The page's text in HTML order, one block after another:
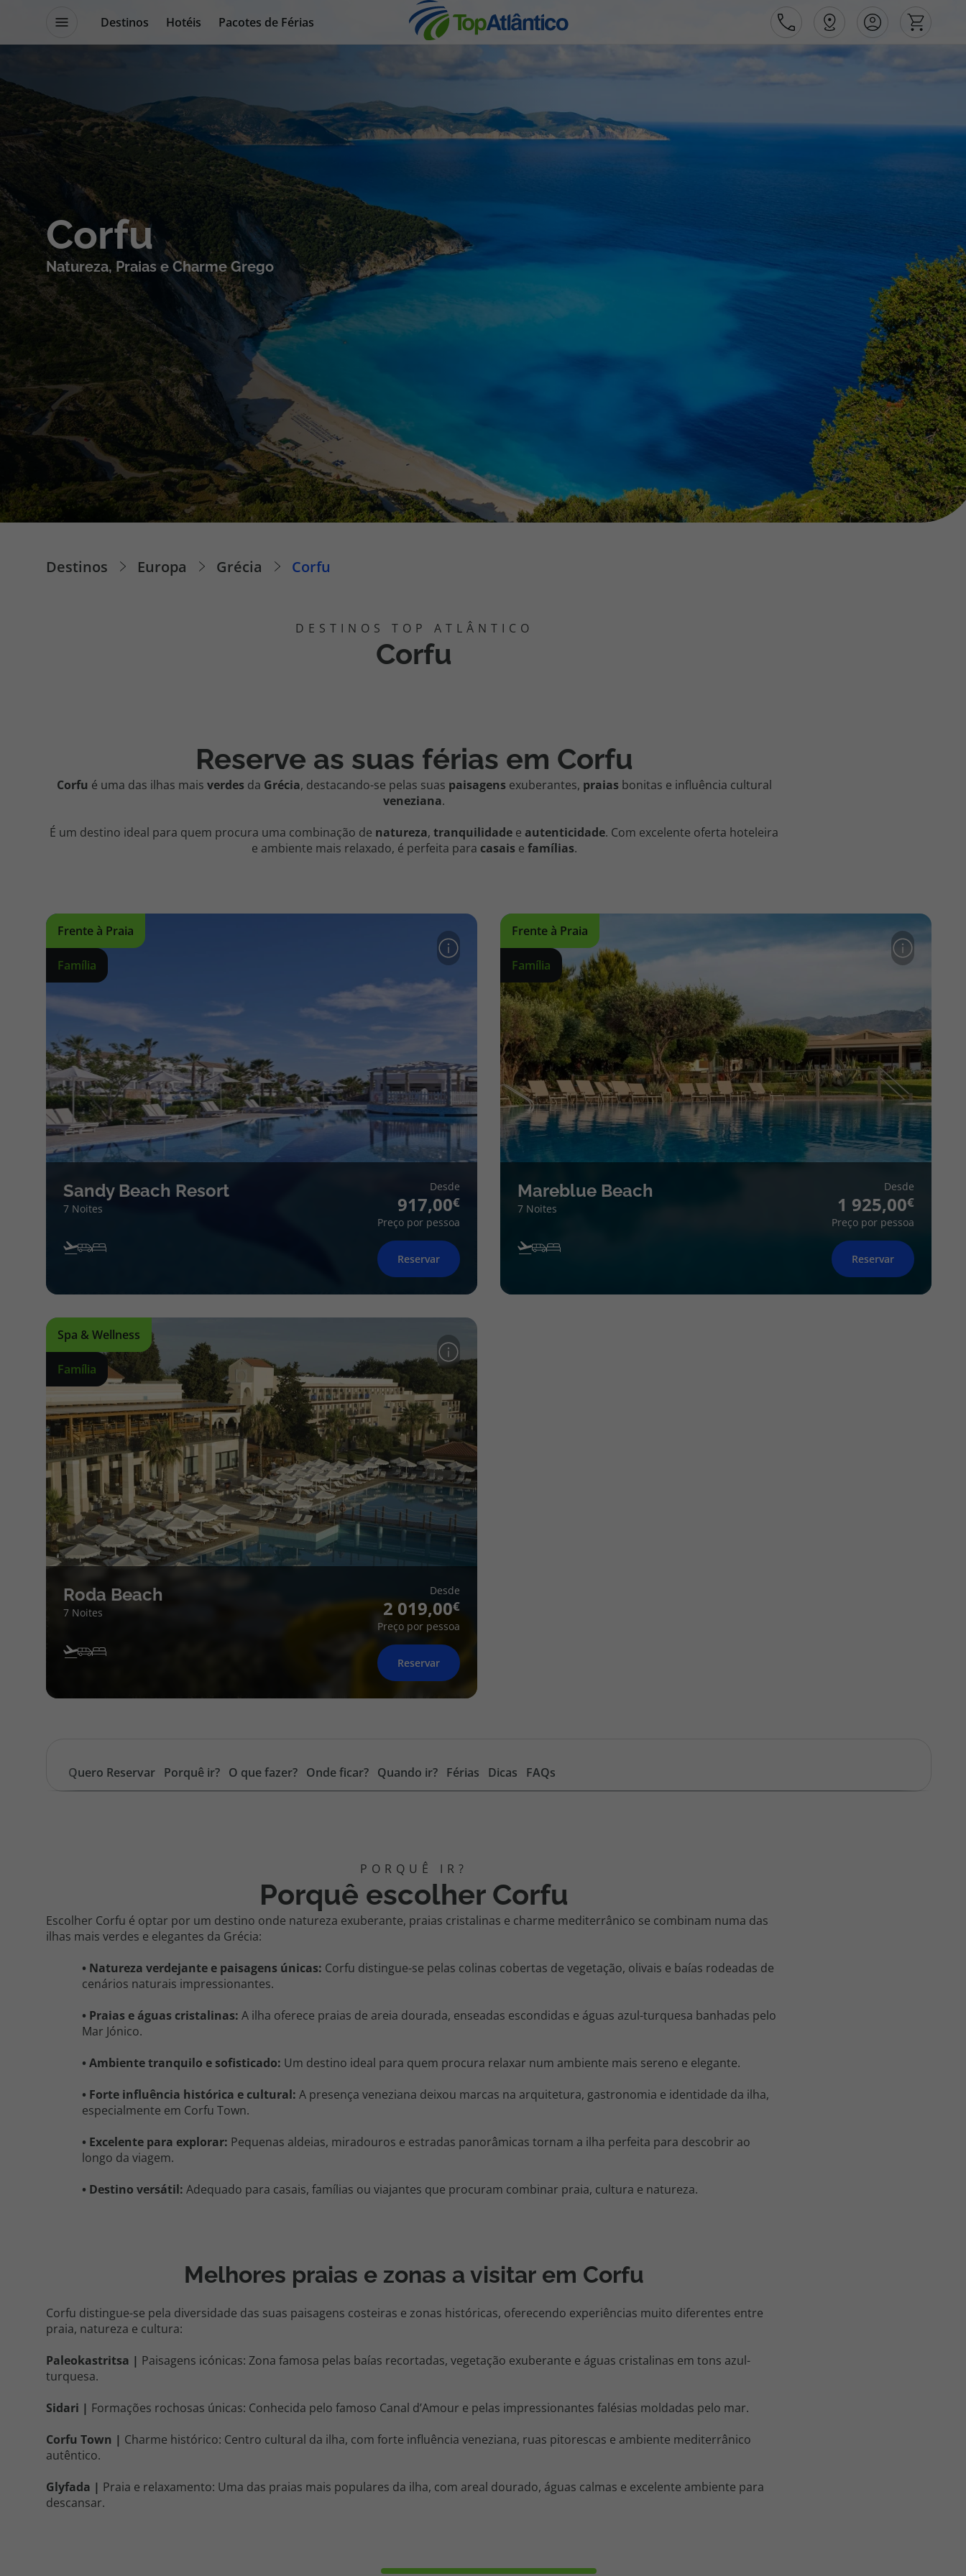
Destinos Hotéis
Pacotes de Férias
Promoções
Blog TopViagens
Destinos
Voos
Hotéis
Voos + Hotel
Pacotes de Férias
Disneyland ® Paris
Escapadinhas
Cruzeiros
Promoções
Especialistas
Cheque Viagem
Blog TopViagens
Área de Cliente
A sua agência de viagens Top Atlântico tem a preocupação de
estar sempre mais perto de si, para maior comodidade e total
facilidade na marcação das suas viagens, tem ainda ao seu
dispor o nosso call center a funcionar todos os dias úteis das
10:00 às 20:00 e Sábado das 10:00 às 14:00.
Corfu
Natureza, Praias e Charme Grego
Destinos Europa Grécia Corfu
Corfu
Reserve as suas férias em Corfu
Corfu é uma das ilhas mais verdesda Grécia, destacando-se pelas suas paisagensexuberantes, praiasbonitas e influência cultural
veneziana.
É um destino ideal para quem procura uma combinação de natureza, tranquilidade e autenticidade. Com excelente oferta hoteleira
e ambiente mais relaxado, é perfeita para casaise famílias.
Frente à Praia
Família
Sandy Beach Resort
7 Noites
Desde
917,00
Preço por pessoa
Reservar
Frente à Praia
Família
Mareblue Beach
7 Noites
Desde
1 925,00
Preço por pessoa
Reservar
Spa & Wellness
Família
Roda Beach
7 Noites
Desde
2 019,00
Preço por pessoa
Reservar
Quero Reservar Porquê ir? O que fazer? Onde ficar? Quando ir? Férias Dicas FAQs
Porquê escolher Corfu
Escolher Corfu é optar por um destino onde natureza exuberante, praias cristalinas e charme mediterrânico se combinam numa das
ilhas mais verdes e elegantes da Grécia:
• Natureza verdejante e paisagens únicas: Corfu distingue-se pelas colinas cobertas de vegetação, olivais e baías rodeadas de
cenários naturais impressionantes.
• Praias e águas cristalinas: A ilha oferece praias de areia dourada, enseadas escondidas e águas azul-turquesa banhadas pelo
Mar Jónico.
• Ambiente tranquilo e sofisticado: Um destino ideal para quem procura relaxar num ambiente mais sereno e elegante.
• Forte influência histórica e cultural: A presença veneziana deixou marcas na arquitetura, gastronomia e identidade da ilha,
especialmente em Corfu Town.
• Excelente para explorar: Pequenas aldeias, miradouros e estradas panorâmicas tornam a ilha perfeita para descobrir ao
longo da viagem.
• Destino versátil: Adequado para casais, famílias ou viajantes que procuram combinar praia, cultura e natureza.
Melhores praias e zonas a visitar em Corfu
Corfu distingue-se pela diversidade das suas paisagens costeiras e zonas históricas, oferecendo experiências muito diferentes entre
praia, natureza e cultura:
Paleokastritsa | Paisagens icónicas: Zona famosa pelas baías recortadas, vegetação exuberante e águas cristalinas em tons azul-
turquesa.
Sidari | Formações rochosas únicas: Conhecida pelo famoso Canal d’Amour e pelas impressionantes falésias moldadas pelo mar.
Corfu Town | Charme histórico: Centro cultural da ilha, com forte influência veneziana, ruas pitorescas e ambiente mediterrânico
autêntico.
Glyfada | Praia e relaxamento: Uma das praias mais populares da ilha, com areal dourado, águas calmas e excelente ambiente para
descansar.